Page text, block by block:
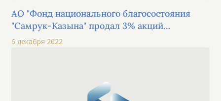
АО "Фонд национального благосостояния
"Самрук-Казына" продал 3% акций
"КазМунайГаз" в рамках IPO
6 декабря 2022